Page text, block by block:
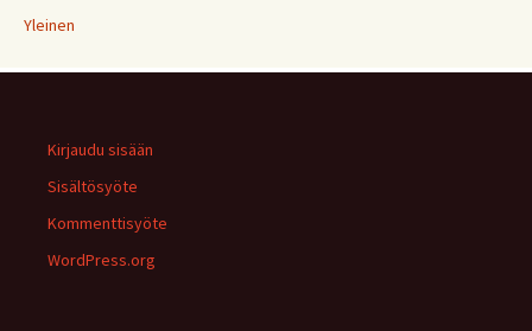
Yleinen
Kirjaudu sisään
Sisältösyöte
Kommenttisyöte
WordPress.org